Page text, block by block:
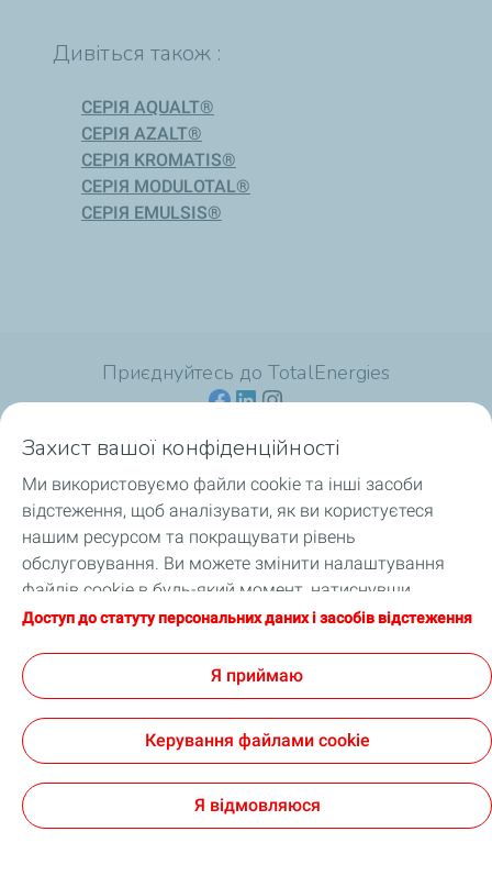
Дивіться також :
СЕРІЯ AQUALT®
СЕРІЯ AZALT®
СЕРІЯ KROMATIS®
СЕРІЯ MODULOTAL®
СЕРІЯ EMULSIS®
Приєднуйтесь до TotalEnergies
Для споживачів
Для професіоналів
Продукція
Цифрова доступність: часткова відповідність
Захист вашої конфіденційності
Ми використовуємо файли cookie та інші засоби
відстеження, щоб аналізувати, як ви користуєтеся
нашим ресурсом та покращувати рівень
обслуговування. Ви можете змінити налаштування
файлів cookie в будь-який момент, натиснувши
кнопку «Налаштування моїх файлів cookie».
зберігання файлів cookie. Якщо ви натиснете «Я
відмовляюся», будуть використовуватися лише
технічні файли cookie, необхідні для належного
функціонування сайту. Додаткову інформацію можна
засобів відстеження».
Доступ до статуту персональних даних і засобів відстеження
Я приймаю
Керування файлами cookie
Я відмовляюся